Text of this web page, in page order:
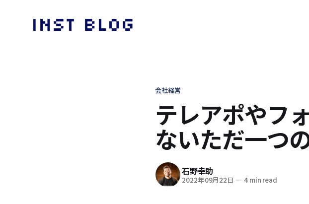
会社経営
テレアポやフ
ないただ一つ
石野幸助
2022年09月22日 — 4 min read